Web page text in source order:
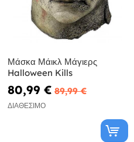
Μάσκα Μάικλ Μάγιερς
Halloween Kills
80,99 € 89,99 €
ΔΙΑΘΈΣΙΜΟ